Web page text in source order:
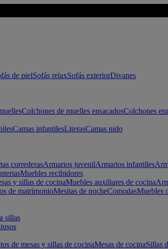
de pielSofás relaxSofás exteriorDivanes
Colchones de muelles ensacadosColchones
Camas infantilesLiterasCamas nido
correderasArmarios juvenilArmarios infantiles
Muebles recibidores
y sillas de cocinaMuebles auxiliares de cocina
de matrimonioMesitas de nocheComodasMuebles
sillas
de mesas y sillas de cocinaMesas de cocinaSillas